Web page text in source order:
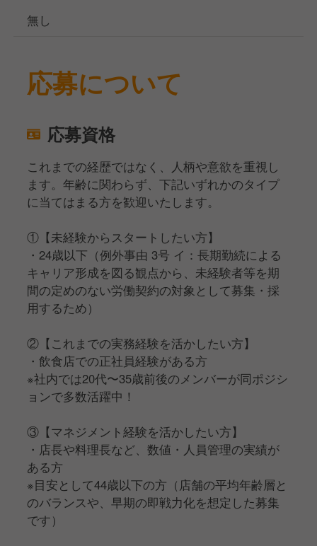
無し
応募について
応募資格
これまでの経歴ではなく、人柄や意欲を重視し
ます。年齢に関わらず、下記いずれかのタイプ
に当てはまる方を歓迎いたします。
①【未経験からスタートしたい方】
・24歳以下（例外事由 3号 イ：長期勤続による
キャリア形成を図る観点から、未経験者等を期
間の定めのない労働契約の対象として募集・採
用するため）
②【これまでの実務経験を活かしたい方】
・飲食店での正社員経験がある方
※社内では20代〜35歳前後のメンバーが同ポジシ
ョンで多数活躍中！
③【マネジメント経験を活かしたい方】
・店長や料理長など、数値・人員管理の実績が
ある方
※目安として44歳以下の方（店舗の平均年齢層と
のバランスや、早期の即戦力化を想定した募集
です）